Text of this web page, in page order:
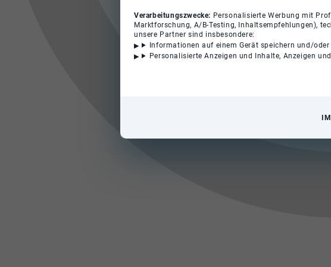
Verarbeitungszwecke: Personalisierte Werbung mit
Marktforschung, A/B-Testing, Inhaltsempfehlungen),
unsere Partner sind insbesondere:
Informationen auf einem Gerät speichern und/
Personalisierte Anzeigen und Inhalte, Anzeigen